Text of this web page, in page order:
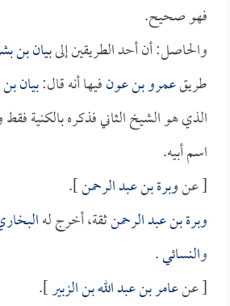
فهو صحيح.
والحاصل: أن أحد الطريقين إلىبيان بن
طريقعمرو بن عونفيها أنه قال:بيان
الذي هو الشيخ الثاني فذكره بالكنية
اسم أبيه.
[ عنوبرة بن عبد الرحمن].
وبرة بن عبد الرحمنثقة، أخرج له
والنسائي.
[ عنعامر بن عبد الله بن الزبير].